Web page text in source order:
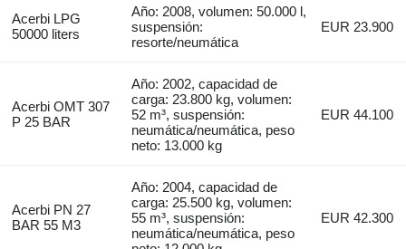
Acerbi LPG
50000 liters
Año: 2008, volumen: 50.000 l,
suspensión:
resorte/neumática
EUR 23.900
Acerbi OMT 307
P 25 BAR
Año: 2002, capacidad de
carga: 23.800 kg, volumen:
52 m³, suspensión:
neumática/neumática, peso
neto: 13.000 kg
EUR 44.100
Acerbi PN 27
BAR 55 M3
Año: 2004, capacidad de
carga: 25.500 kg, volumen:
55 m³, suspensión:
neumática/neumática, peso
EUR 42.300